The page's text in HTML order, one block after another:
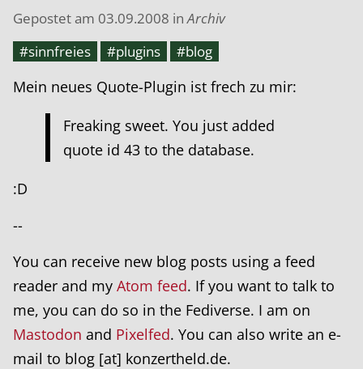
Gepostet am 03.09.2008 inArchiv
#sinnfreies
#plugins
#blog
Mein neues Quote-Plugin ist frech zu mir:
Freaking sweet. You just added
quote id 43 to the database.
:D
--
You can receive new blog posts using a feed
reader and my Atom feed. If you want to talk to
me, you can do so in the Fediverse. I am on
Mastodon and Pixelfed. You can also write an e-
mail to blog [at] konzertheld.de.